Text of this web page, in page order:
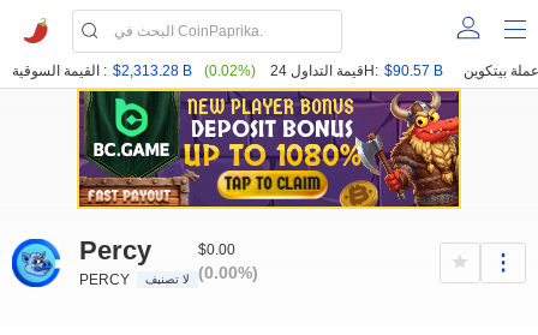
القيمة السوقية : $2,313.28 B (0.02%) قيمة التداول 24H: $90.57 B
Percy
PERCY لا تصنيف
$0.00
(0.00%)